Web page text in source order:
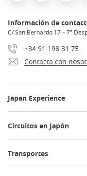
Información de
C/ San Bernardo 17 – 7º
+34 91 198 31 75
Contacta con
Japan Experience
Circuitos en Japón
Transportes